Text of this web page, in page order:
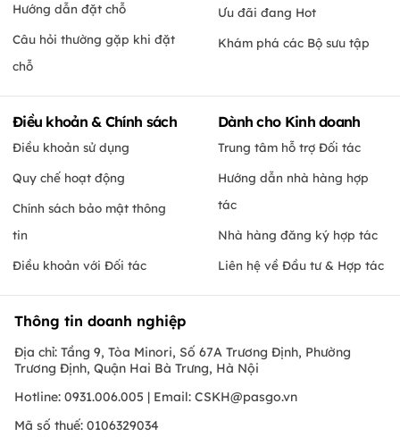
Hướng dẫn đặt chỗ
Câu hỏi thường gặp khi đặt
chỗ
Ưu đãi đang Hot
Khám phá các Bộ sưu tập
Điều khoản & Chính sách
Điều khoản sử dụng
Quy chế hoạt động
Chính sách bảo mật thông
tin
Điều khoản với Đối tác
Dành cho Kinh doanh
Trung tâm hỗ trợ Đối tác
Hướng dẫn nhà hàng hợp
tác
Nhà hàng đăng ký hợp tác
Liên hệ về Đầu tư & Hợp tác
Thông tin doanh nghiệp
Địa chỉ: Tầng 9, Tòa Minori, Số 67A Trương Định, Phường
Trương Định, Quận Hai Bà Trưng, Hà Nội
Hotline: 0931.006.005 | Email: CSKH@pasgo.vn
Mã số thuế: 0106329034